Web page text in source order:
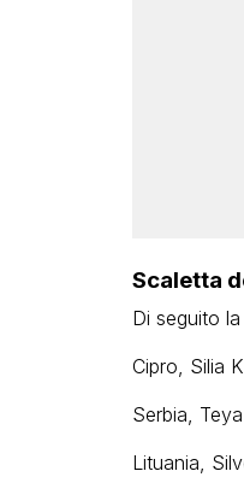
Scaletta
Di seguito
Cipro, Silia
Serbia,
Lituania,